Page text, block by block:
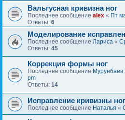
Вальгусная кривизна ног
Последнее сообщение alex « Пт
Ответы: 6
Моделирование
Последнее сообщение Лариса «
Ответы: 45
Коррекция формы ног
Последнее сообщение Мурунбаев
pm
Ответы: 14
Исправление кривизны ног
Последнее сообщение Наталья «